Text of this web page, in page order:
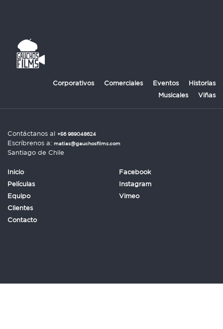
Corporativos Comerciales Eventos
Historias
Musicales
Viñas
Contáctanos al +56 989048624
Escríbrenos a: matias@gauchosfilms.com
Santiago de Chile
Inicio
Películas
Equipo
Clientes
Contacto
Facebook
Instagram
Vimeo